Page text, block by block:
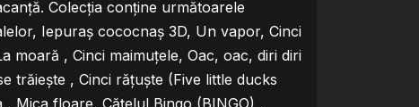
Colecția conține următoarele
Iepuraș cococnaș 3D, Un vapor, Cinci
moară , Cinci maimuțele, Oac, oac, diri diri
trăiește , Cinci rățuște (Five little ducks
Mica floare, Cățelul Bingo (BINGO) ,